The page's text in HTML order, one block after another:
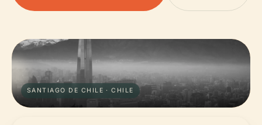
SANTIAGO DE CHILE · CHILE